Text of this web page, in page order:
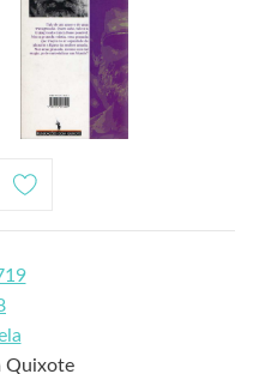
Quixote